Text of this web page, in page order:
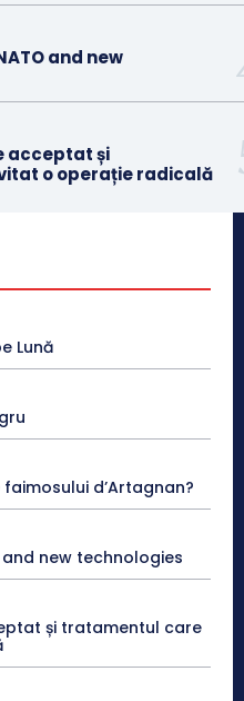
and new
acceptat și
o operație radicală
Lună
d’Artagnan?
new technologies
și tratamentul care